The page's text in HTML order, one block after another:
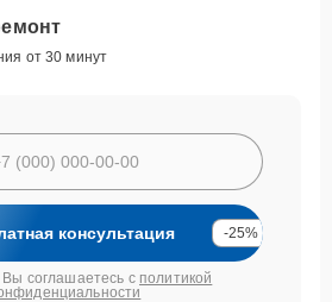
от 30 минут
консультация -25%
соглашаетесь с политикой